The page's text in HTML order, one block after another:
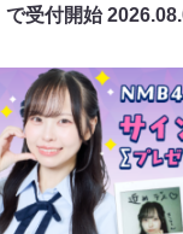
で受付開始